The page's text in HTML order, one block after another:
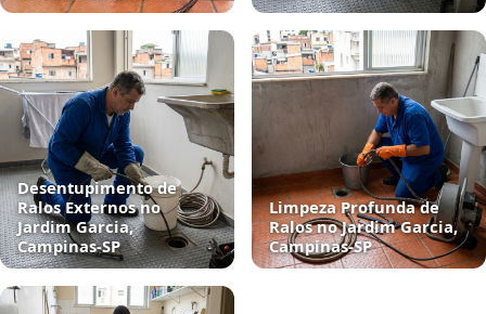
Desentupimento de
Ralos Externos no
Jardim Garcia,
Campinas‑SP
Limpeza Profunda de
Ralos no Jardim Garcia,
Campinas‑SP